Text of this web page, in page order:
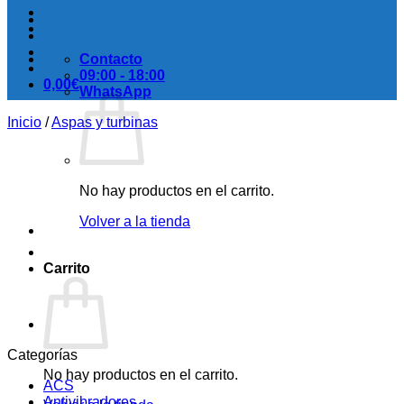
0,00€
No hay productos en el carrito.
Volver a la tienda
Carrito
No hay productos en el carrito.
Contacto
09:00 - 18:00
WhatsApp
Inicio /Aspas y turbinas
Categorías
ACS